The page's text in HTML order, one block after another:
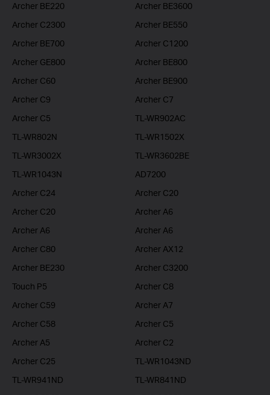
Archer BE220
Archer BE3600
Archer C2300
Archer BE550
Archer BE700
Archer C1200
Archer GE800
Archer BE800
Archer C60
Archer BE900
Archer C9
Archer C7
Archer C5
TL-WR902AC
TL-WR802N
TL-WR1502X
TL-WR3002X
TL-WR3602BE
TL-WR1043N
AD7200
Archer C24
Archer C20
Archer C20
Archer A6
Archer A6
Archer A6
Archer C80
Archer AX12
Archer BE230
Archer C3200
Touch P5
Archer C8
Archer C59
Archer A7
Archer C58
Archer C5
Archer A5
Archer C2
Archer C25
TL-WR1043ND
TL-WR941ND
TL-WR841ND